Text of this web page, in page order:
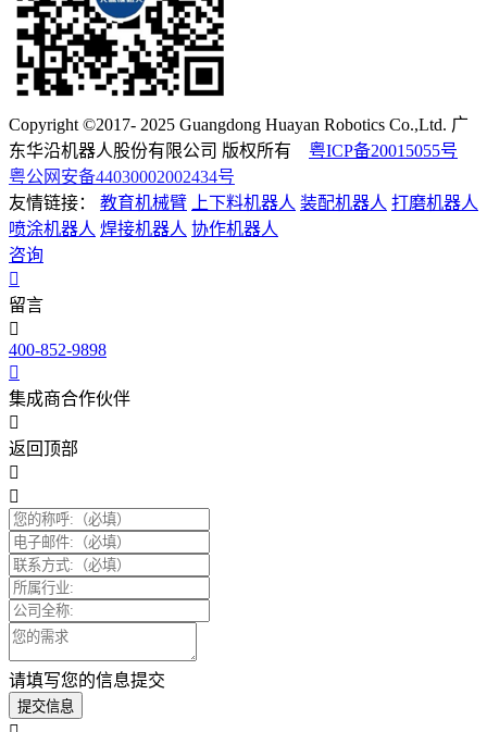
Copyright ©2017- 2025 Guangdong Huayan Robotics Co.,Ltd. 广
东华沿机器人股份有限公司 版权所有 粤ICP备20015055号
粤公网安备44030002002434号
友情链接：
教育机械臂 上下料机器人 装配机器人 打磨机器人
喷涂机器人 焊接机器人 协作机器人
咨询
留言
400-852-9898
集成商合作伙伴
返回顶部
请填写您的信息提交
提交信息